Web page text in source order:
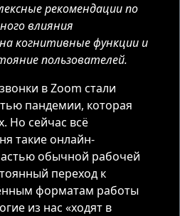
рекомендации по
влияния
когнитивные функции и
пользователей.
в Zoom стали
пандемии, которая
Но сейчас всё
такие онлайн-
обычной рабочей
переход к
форматам работы
из нас «ходят в